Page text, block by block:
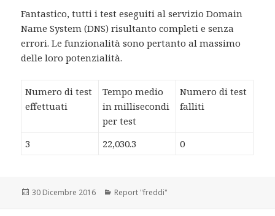
Fantastico, tutti i test eseguiti al servizio Domain
Name System (DNS) risultanto completi e senza
errori. Le funzionalità sono pertanto al massimo
delle loro potenzialità.
Numero di test
effettuati
Tempo medio
in millisecondi
per test
Numero di test
falliti
3 22,030.3 0
Scritto
30 Dicembre 2016 Categorie
Report "freddi"